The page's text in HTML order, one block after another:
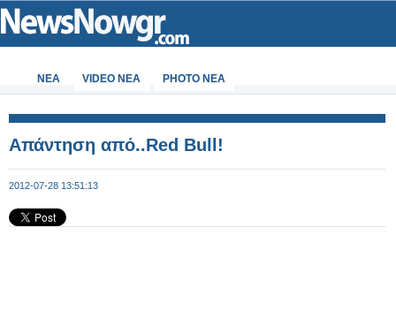
ΝΕΑ VIDEO NEA PHOTO NEA
Απάντηση από..Red Bull!
2012-07-28 13:51:13